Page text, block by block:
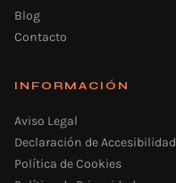
Blog
Contacto
INFORMACIÓN
Aviso Legal
Declaración de Accesibilidad
Política de Cookies